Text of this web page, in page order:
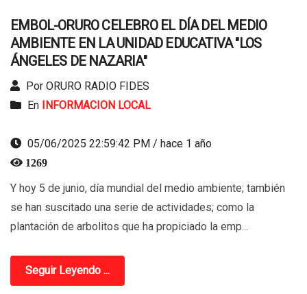
EMBOL-ORURO CELEBRO EL DÍA DEL MEDIO
AMBIENTE EN LA UNIDAD EDUCATIVA "LOS
ÁNGELES DE NAZARIA"
Por ORURO RADIO FIDES
En
INFORMACION LOCAL
05/06/2025 22:59:42 PM / hace 1 año
1269
Y hoy 5 de junio, día mundial del medio ambiente; también
se han suscitado una serie de actividades; como la
plantación de arbolitos que ha propiciado la emp...
Seguir Leyendo ...